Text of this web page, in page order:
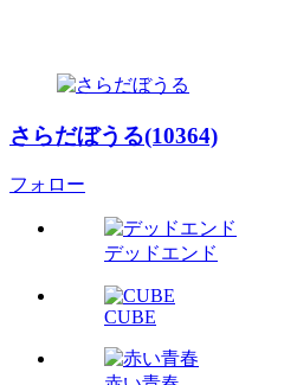
さらだぼうる(10364)
フォロー
デッドエンド
CUBE